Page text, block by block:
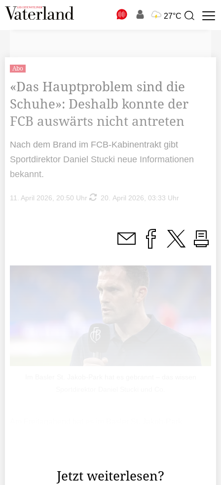
27°C
Suchbegriff
Abo
«Das Hauptproblem sind die
Schuhe»: Deshalb konnte der
FCB auswärts nicht antreten
Nach dem Brand im FCB-Kabinentrakt gibt
Sportdirektor Daniel Stucki neue Informationen
bekannt.
11. April 2026, 20:50 Uhr 20. April 2026, 03:33 Uhr
Jetzt weiterlesen?